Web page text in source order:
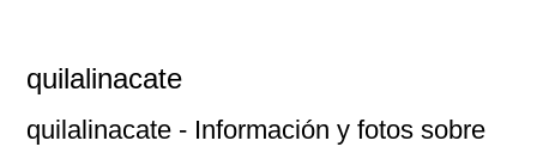
quilalinacate
quilalinacate - Información y fotos sobre